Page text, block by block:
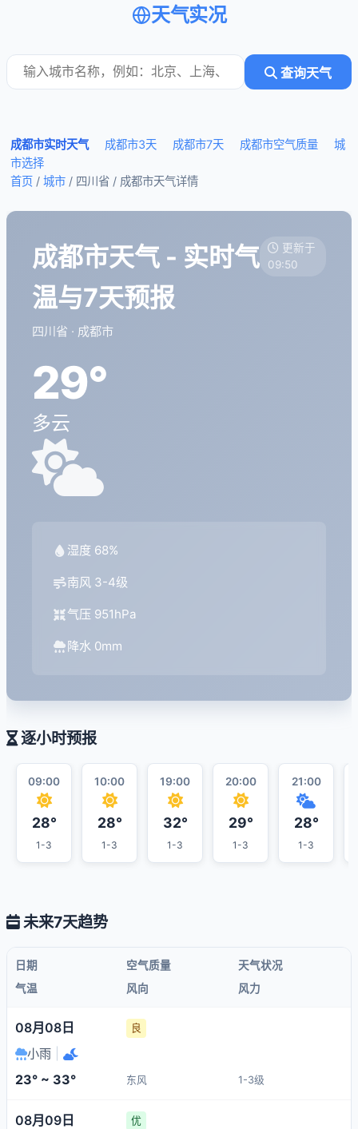
天气实况
查询天气
成都市实时天气 成都市3天 成都市7天 成都市空气质量
城
市选择
首页 / 城市 / 四川省 / 成都市天气详情
成都市天气 - 实时气
温与7天预报
四川省 · 成都市
更新于
09:50
29°
多云
湿度 68%
南风 3-4级
气压 951hPa
降水 0mm
逐小时预报
09:00
28°
1-3
10:00
28°
1-3
19:00
32°
1-3
20:00
29°
1-3
21:00
28°
1-3
未来7天趋势
日期 空气质量
天气状况
气温
风向 风力
08月08日 良
小雨
23° ~ 33° 东风 1-3级
08月09日 优